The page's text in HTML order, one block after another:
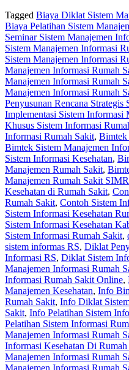
Tagged Biaya Diklat Sistem
Biaya Pelatihan Sistem
Seminar Sistem Manajemen
Sistem Manajemen Informasi
Sistem Manajemen Informasi
Manajemen Informasi Rumah
Manajemen Informasi Rumah
Manajemen Informasi Rumah
Penyusunan Rencana Strategis
Implementasi Sistem Informasi
Khusus Sistem Informasi
Informasi Rumah Sakit, Bimtek
Bimtek Sistem Manajemen
Sistem Informasi Kesehatan,
Manajemen Rumah Sakit,
Manajemen Rumah Sakit
Kesehatan di Rumah Sakit,
Rumah Sakit, Contoh Sistem
Sistem Informasi Kesehatan
Sistem Informasi Kesehatan
Sistem Informasi Rumah Sakit,
sistem informas RS, Diklat
Informasi RS, Diklat Sistem
Manajemen Informasi Rumah
Informasi Rumah Sakit Online,
Manajemen Kesehatan, Info
Rumah Sakit, Info Diklat
Sakit, Info Pelatihan Sistem
Pelatihan Sistem Informasi
Manajemen Informasi Rumah
Informasi Kesehatan Di
Manajemen Informasi Rumah
Manajemen Informasi Rumah